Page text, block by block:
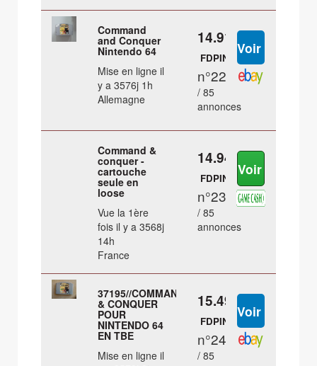
Command
and Conquer
Nintendo 64
Mise en ligne il
y a 3576j 1h
Allemagne
14.91 €
FDPIN
n°22
/ 85
annonces
Command &
conquer -
cartouche
seule en
loose
Vue la 1ère
fois il y a 3568j
14h
France
14.94 €
FDPIN
n°23
/ 85
annonces
37195//COMMAND
& CONQUER
POUR
NINTENDO 64
EN TBE
Mise en ligne il
15.49 €
FDPIN
n°24
/ 85